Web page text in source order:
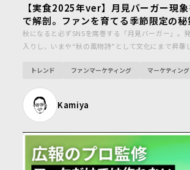
【実食2025年ver】月見バーガー現
で解剖。ファンを育てる季節限定の秘
秋になると必ずSNSを席巻する「月見バーガー」。
入りし、いまや“秋の風物詩”として文化にまで昇華
ンバーガーチェーンまで巻き込む一大イベントに育
トレンド ファンマーケティング マーケティング
Kamiya